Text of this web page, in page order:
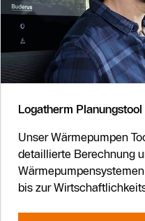
Logatherm Planungstool
Unser Wärmepumpen
detaillierte Berechnung
bis zur